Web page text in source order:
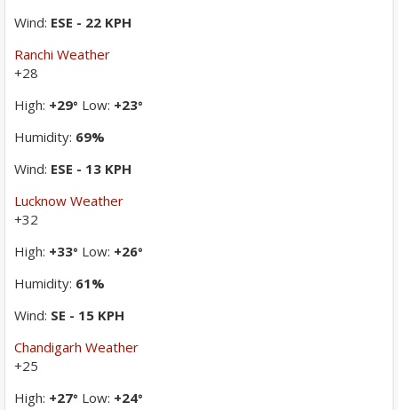
Wind: ESE - 22 KPH
Ranchi Weather
+28
High: +29° Low: +23°
Humidity: 69%
Wind: ESE - 13 KPH
Lucknow Weather
+32
High: +33° Low: +26°
Humidity: 61%
Wind: SE - 15 KPH
Chandigarh Weather
+25
High: +27° Low: +24°